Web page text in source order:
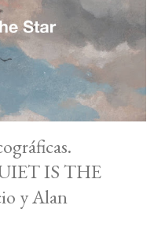
un encuentro entre la
por sacar adelante un
IS THE
y Alan